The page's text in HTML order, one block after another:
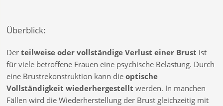
Überblick:
Der teilweise oder vollständige Verlust einer Brust ist
für viele betroffene Frauen eine psychische Belastung. Durch
eine Brustrekonstruktion kann die optische
Vollständigkeit wiederhergestellt werden. In manchen
Fällen wird die Wiederherstellung der Brust gleichzeitig mit